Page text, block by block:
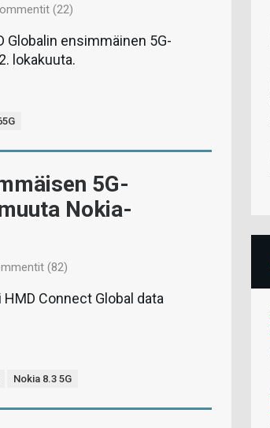
(22)
ensimmäinen 5G-
lokakuuta.
5G-
Nokia-
(82)
Connect Global data
Nokia 8.3 5G